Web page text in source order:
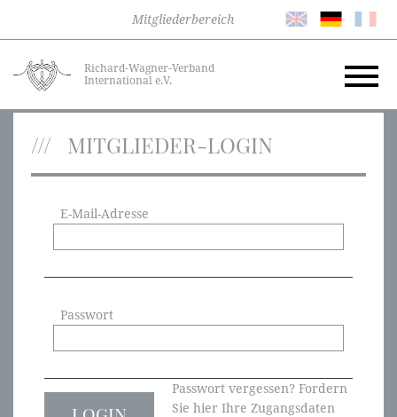
Mitgliederbereich
Richard-Wagner-Verband
International e.V.
MITGLIEDER-LOGIN
E-Mail-Adresse
Passwort
Passwort vergessen? Fordern
Sie hier Ihre Zugangsdaten